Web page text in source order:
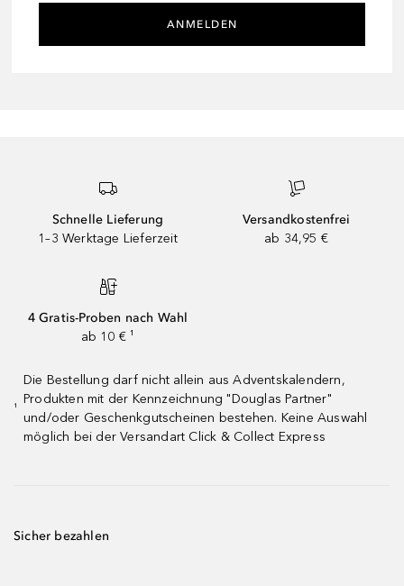
ANMELDEN
Schnelle Lieferung
1–3 Werktage Lieferzeit
Versandkostenfrei
ab 34,95 €
4 Gratis-Proben nach Wahl
ab 10 € ¹
¹
Die Bestellung darf nicht allein aus Adventskalendern,
Produkten mit der Kennzeichnung "Douglas Partner"
und/oder Geschenkgutscheinen bestehen. Keine Auswahl
möglich bei der Versandart Click & Collect Express
Sicher bezahlen